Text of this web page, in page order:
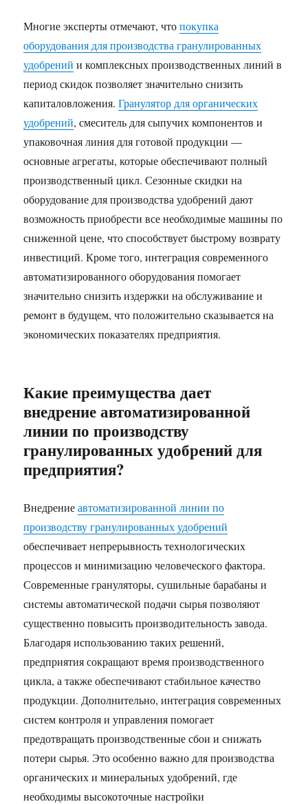
Многие эксперты отмечают, чтопокупка
оборудования для производства гранулированных
удобрений и комплексных производственных линий в
период скидок позволяет значительно снизить
капиталовложения.Гранулятор для органических
удобрений, смеситель для сыпучих компонентов и
упаковочная линия для готовой продукции —
основные агрегаты, которые обеспечивают полный
производственный цикл. Сезонные скидки на
оборудование для производства удобрений дают
возможность приобрести все необходимые машины по
сниженной цене, что способствует быстрому возврату
инвестиций. Кроме того, интеграция современного
автоматизированного оборудования помогает
значительно снизить издержки на обслуживание и
ремонт в будущем, что положительно сказывается на
экономических показателях предприятия.
Какие преимущества дает
внедрение автоматизированной
линии по производству
гранулированных удобрений для
предприятия?
Внедрениеавтоматизированной линии по
производству гранулированных удобрений
обеспечивает непрерывность технологических
процессов и минимизацию человеческого фактора.
Современные грануляторы, сушильные барабаны и
системы автоматической подачи сырья позволяют
существенно повысить производительность завода.
Благодаря использованию таких решений,
предприятия сокращают время производственного
цикла, а также обеспечивают стабильное качество
продукции. Дополнительно, интеграция современных
систем контроля и управления помогает
предотвращать производственные сбои и снижать
потери сырья. Это особенно важно для производства
органических и минеральных удобрений, где
необходимы высокоточные настройки